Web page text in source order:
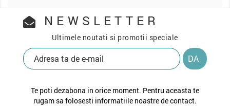
NEWSLETTER
Ultimele noutati si promotii speciale
Te poti dezabona in orice moment. Pentru aceasta te
rugam sa folosesti informatiile noastre de contact.